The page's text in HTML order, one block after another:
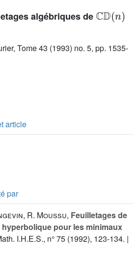
algébriques de
(n )
Tome 43 (1993) no. 5, pp. 1535-
article
par
, R. Moussu, Feuilletages de
pour les minimaux
I.H.E.S., n° 75 (1992), 123-134. |